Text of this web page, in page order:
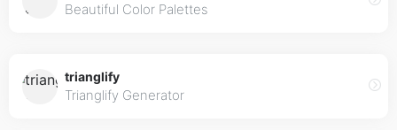
Beautiful Color Palettes
trianglify
Trianglify Generator